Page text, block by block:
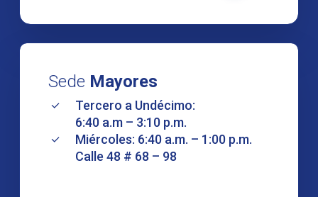
Sede Mayores
Tercero a Undécimo:
6:40 a.m – 3:10 p.m.
Miércoles: 6:40 a.m. – 1:00 p.m.
Calle 48 # 68 – 98